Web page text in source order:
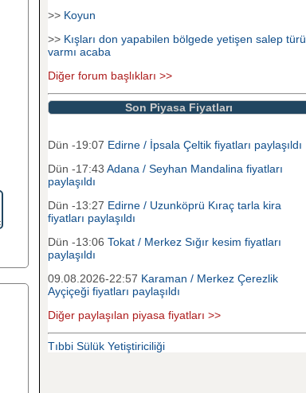
>> Koyun
>> Kışları don yapabilen bölgede yetişen salep türü
varmı acaba
Diğer forum başlıkları >>
Son Piyasa Fiyatları
Dün -19:07 Edirne / İpsala Çeltik fiyatları paylaşıldı
Dün -17:43 Adana / Seyhan Mandalina fiyatları
paylaşıldı
Dün -13:27 Edirne / Uzunköprü Kıraç tarla kira
fiyatları paylaşıldı
Dün -13:06 Tokat / Merkez Sığır kesim fiyatları
paylaşıldı
09.08.2026-22:57 Karaman / Merkez Çerezlik
Ayçiçeği fiyatları paylaşıldı
Diğer paylaşılan piyasa fiyatları >>
Tıbbi Sülük Yetiştiriciliği